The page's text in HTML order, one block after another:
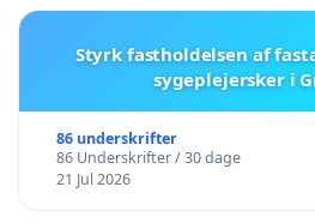
Styrk fastholdelsen af
sygeplejersker i
86 underskrifter
86 Underskrifter / 30 dage
21 Jul 2026